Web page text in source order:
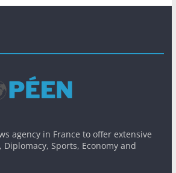
agency in France to offer extensive
Sports, Economy and